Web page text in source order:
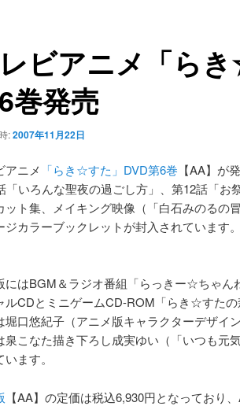
ビアニメ「ら
巻発売
:2007年11月22日
アニメ 「らき☆すた」DVD第6巻 【AA】が
「いろんな聖夜の過ごし方」、第12話「お
ット集、メイキング映像（「白石みのるの
ジカラーブックレットが封入されています。
にはBGM＆ラジオ番組「らっきー☆ちゃん
ルCDとミニゲームCD-ROM「らき☆すた
堀口悠紀子（アニメ版キャラクターデザイ
泉こなた描き下ろし成実ゆい（「いつも元
ます。
【AA】の定価は税込6,930円となっており